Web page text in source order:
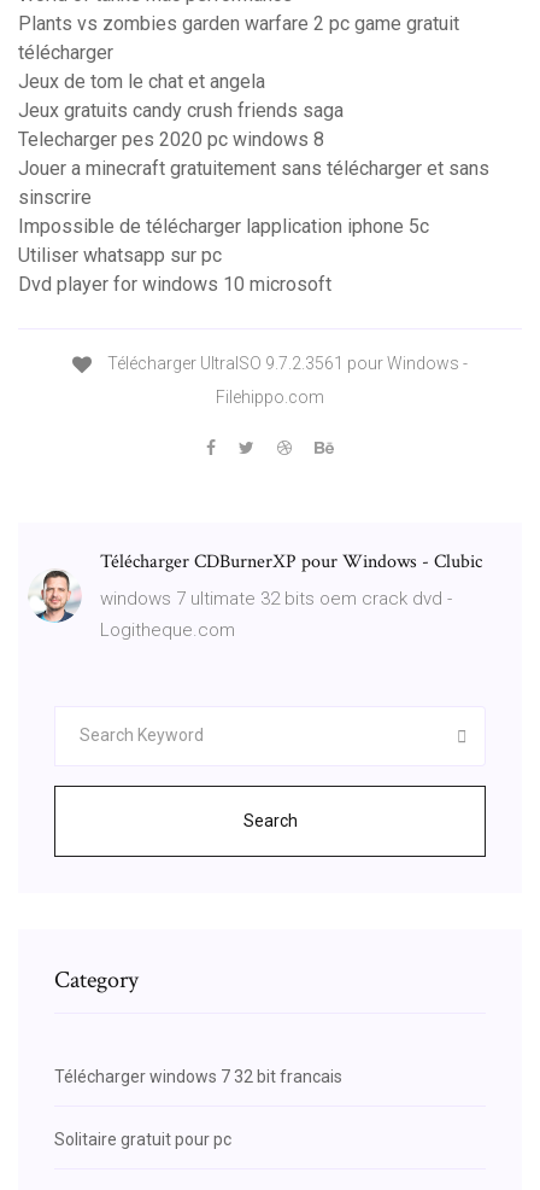
Plants vs zombies garden warfare 2 pc game gratuit
télécharger
Jeux de tom le chat et angela
Jeux gratuits candy crush friends saga
Telecharger pes 2020 pc windows 8
Jouer a minecraft gratuitement sans télécharger et sans
sinscrire
Impossible de télécharger lapplication iphone 5c
Utiliser whatsapp sur pc
Dvd player for windows 10 microsoft
Télécharger UltraISO 9.7.2.3561 pour Windows -
Filehippo.com
Télécharger CDBurnerXP pour Windows - Clubic
windows 7 ultimate 32 bits oem crack dvd -
Logitheque.com
Search
Category
Télécharger windows 7 32 bit francais
Solitaire gratuit pour pc